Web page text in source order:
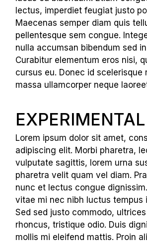
lectus, imperdiet feugiat justo
Maecenas semper diam quis
pellentesque sem congue.
nulla accumsan bibendum sed
Curabitur elementum eros nisi,
cursus eu. Donec id scelerisque
massa ullamcorper neque
EXPERIMENTAL
Lorem ipsum dolor sit amet,
adipiscing elit. Morbi pharetra,
vulputate sagittis, lorem urna
pharetra velit quam vel diam.
nunc et lectus congue
vitae mi nec nibh luctus tempus
Sed sed justo commodo,
rhoncus, tristique odio. Duis
mollis mi eleifend mattis. Proin